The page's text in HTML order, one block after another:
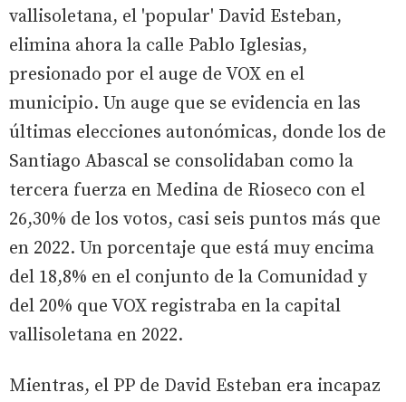
vallisoletana, el 'popular' David Esteban,
elimina ahora la calle Pablo Iglesias,
presionado por el auge de VOX en el
municipio. Un auge que se evidencia en las
últimas elecciones autonómicas, donde los de
Santiago Abascal se consolidaban como la
tercera fuerza en Medina de Rioseco con el
26,30% de los votos, casi seis puntos más que
en 2022. Un porcentaje que está muy encima
del 18,8% en el conjunto de la Comunidad y
del 20% que VOX registraba en la capital
vallisoletana en 2022.
Mientras, el PP de David Esteban era incapaz